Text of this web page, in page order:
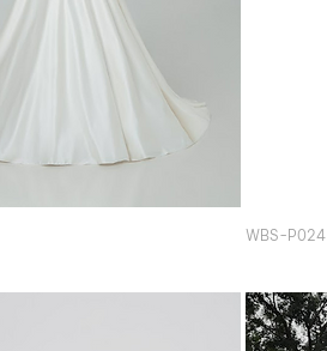
WBS-P024